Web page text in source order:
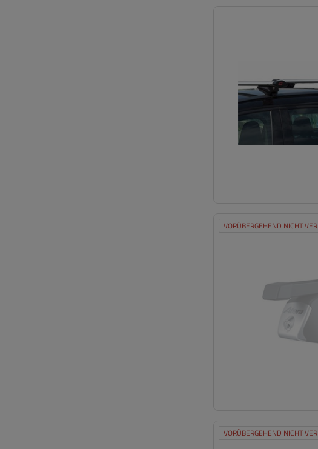
VORÜBERGEHEND NICHT
VORÜBERGEHEND NICHT